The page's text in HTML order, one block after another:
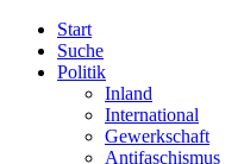
Start
Suche
Politik
Inland
International
Gewerkschaft
Antifaschismus